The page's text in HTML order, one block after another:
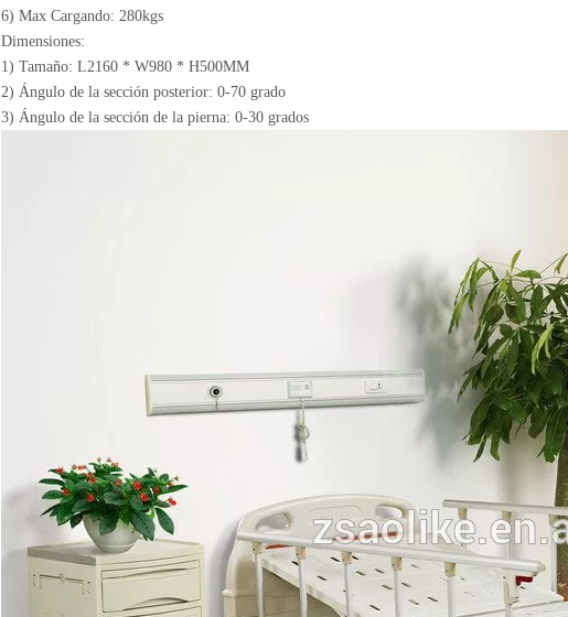
6) Max Cargando: 280kgs
Dimensiones:
1) Tamaño: L2160 * W980 * H500MM
2) Ángulo de la sección posterior: 0-70 grado
3) Ángulo de la sección de la pierna: 0-30 grados